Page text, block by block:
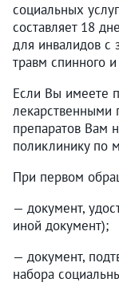
социальных
составляет 18
для инвалидов с
травм спинного
Если Вы имеете
лекарственными
препаратов Вам
поликлинику по
При первом
— документ,
иной документ);
— документ,
набора